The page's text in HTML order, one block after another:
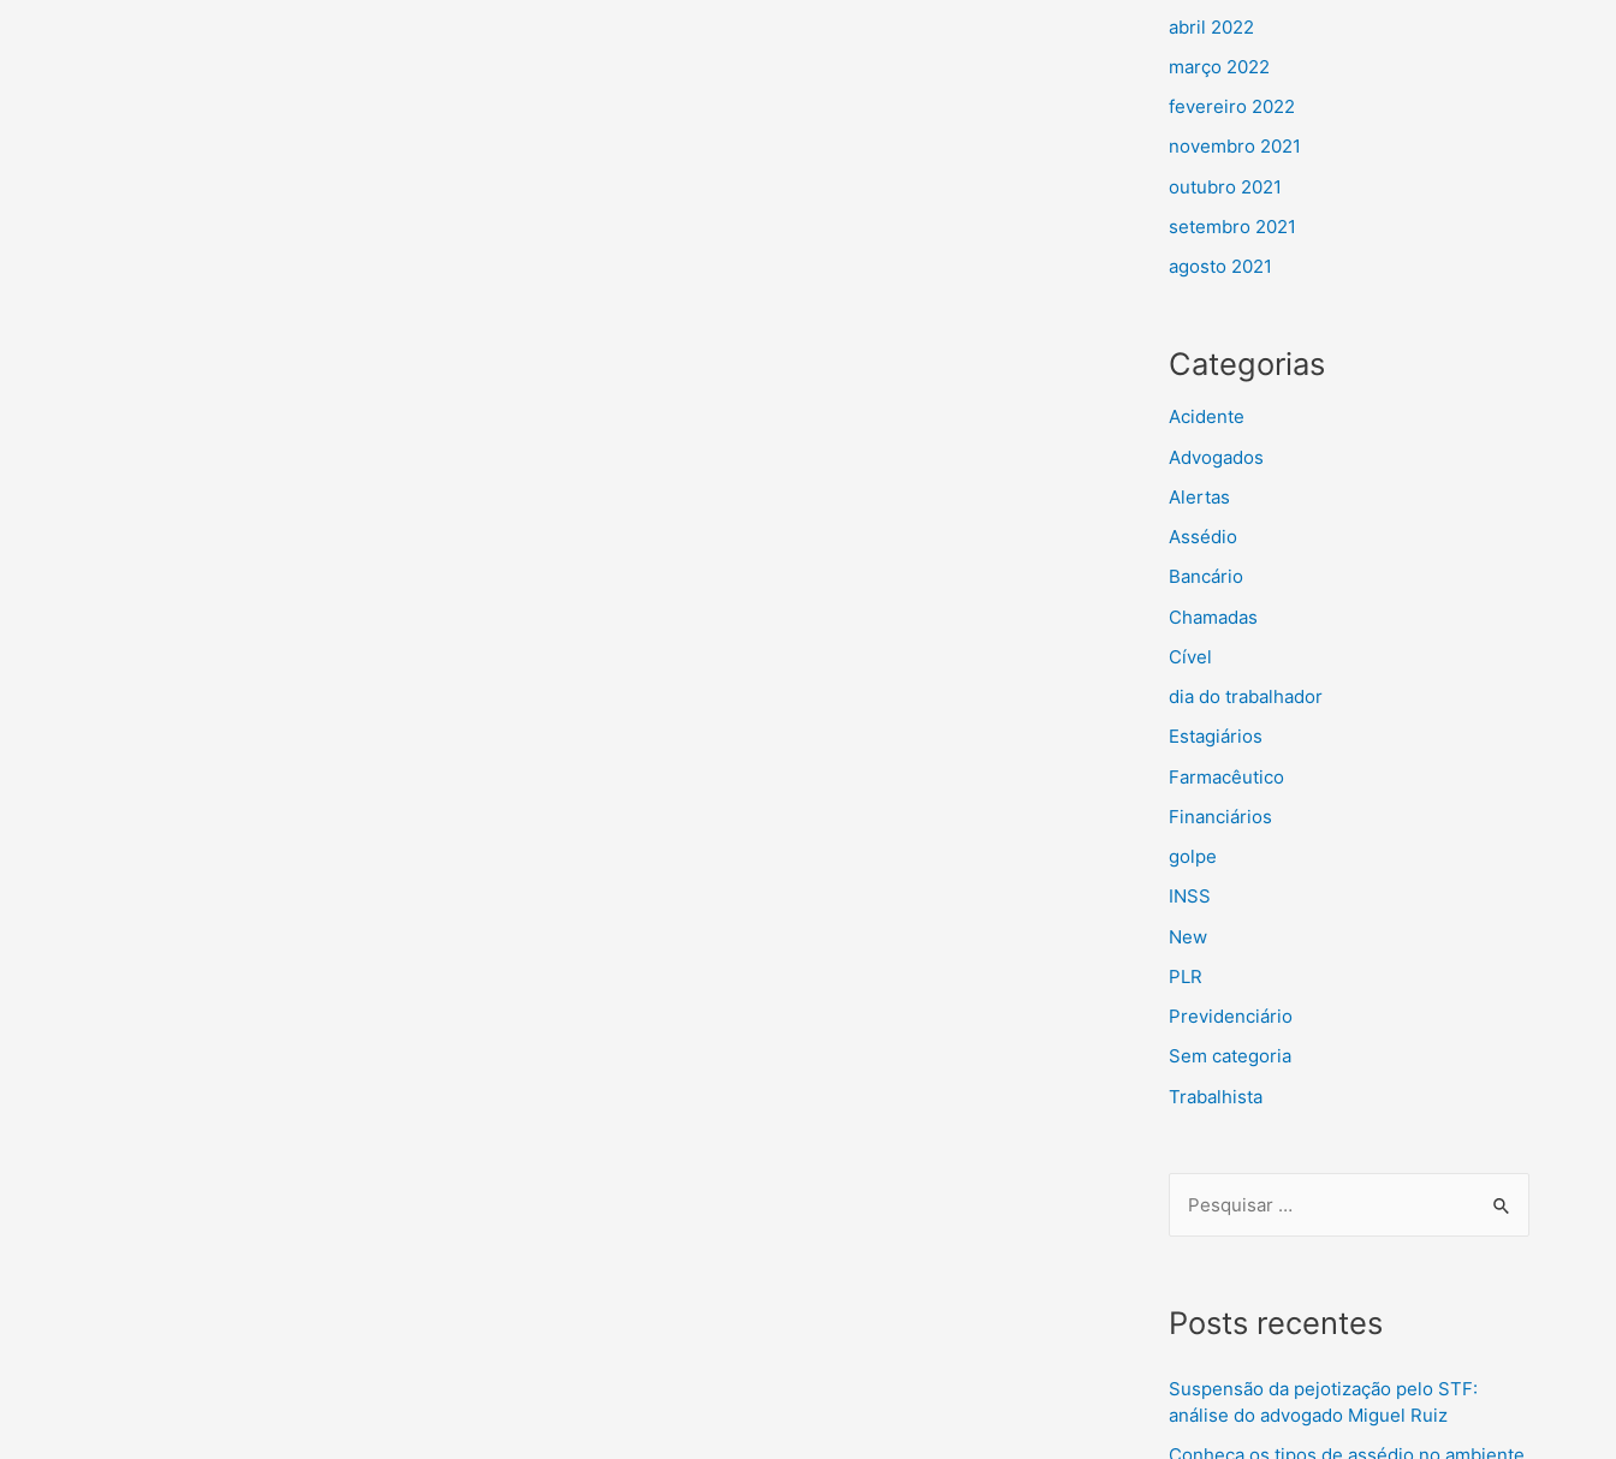
abril 2022
março 2022
fevereiro 2022
novembro 2021
outubro 2021
setembro 2021
agosto 2021
Categorias
Acidente
Advogados
Alertas
Assédio
Bancário
Chamadas
Cível
dia do trabalhador
Estagiários
Farmacêutico
Financiários
golpe
INSS
New
PLR
Previdenciário
Sem categoria
Trabalhista
Posts recentes
Suspensão da pejotização pelo STF:
análise do advogado Miguel Ruiz